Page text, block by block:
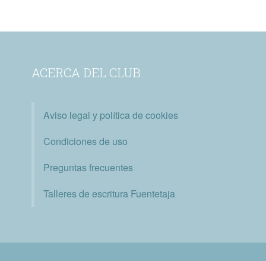
ACERCA DEL CLUB
Aviso legal y política de cookies
Condiciones de uso
Preguntas frecuentes
Talleres de escritura Fuentetaja